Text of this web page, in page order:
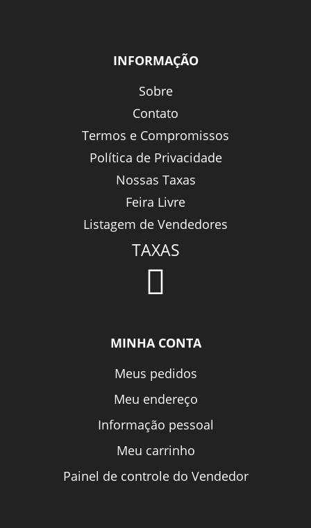
INFORMAÇÃO
Sobre
Contato
Termos e Compromissos
Política de Privacidade
Nossas Taxas
Feira Livre
Listagem de Vendedores
TAXAS
MINHA CONTA
Meus pedidos
Meu endereço
Informação pessoal
Meu carrinho
Painel de controle do Vendedor